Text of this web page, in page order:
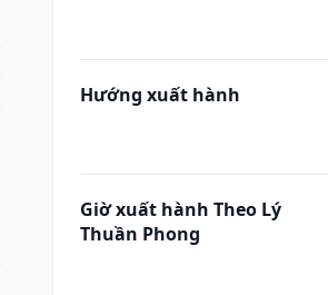
Hướng xuất hành
Giờ xuất hành Theo Lý
Thuần Phong